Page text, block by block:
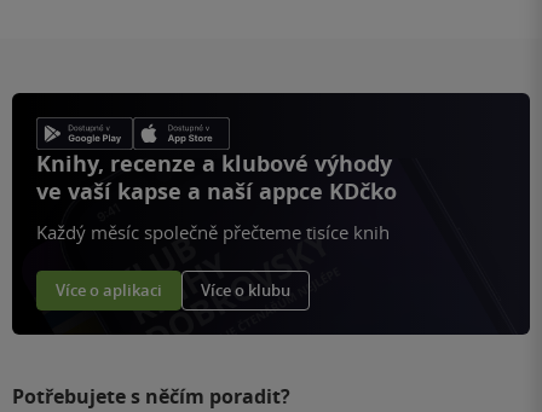
Knihy, recenze a klubové výhody
ve vaší kapse a naší appce KDčko
Každý měsíc společně přečteme tisíce knih
Více o aplikaci Více o klubu
Potřebujete s něčím poradit?